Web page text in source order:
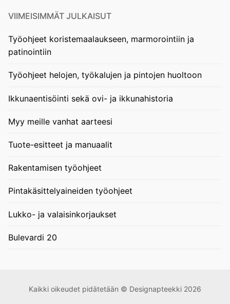
VIIMEISIMMÄT JULKAISUT
Työohjeet koristemaalaukseen, marmorointiin ja
patinointiin
Työohjeet helojen, työkalujen ja pintojen huoltoon
Ikkunaentisöinti sekä ovi- ja ikkunahistoria
Myy meille vanhat aarteesi
Tuote-esitteet ja manuaalit
Rakentamisen työohjeet
Pintakäsittelyaineiden työohjeet
Lukko- ja valaisinkorjaukset
Bulevardi 20
Kaikki oikeudet pidätetään © Designapteekki 2026